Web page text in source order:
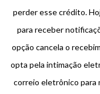
perder esse crédito.
para receber
opção cancela o
opta pela intimação
correio eletrônico para